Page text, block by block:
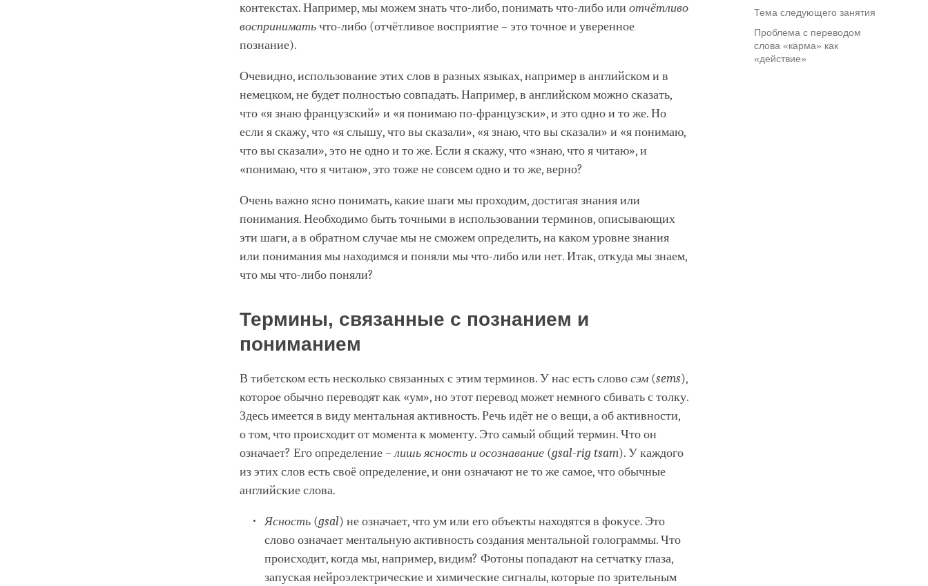
Тема следующего занятия
Проблема с переводом
слова «карма» как
«действие»
контекстах. Например, мы можем знать что-либо, понимать что-либо или отчётливо
восприниматьчто-либо (отчётливое восприятие – это точное и уверенное
познание).
Очевидно, использование этих слов в разных языках, например в английском и в
немецком, не будет полностью совпадать. Например, в английском можно сказать,
что «я знаю французский» и «я понимаю по-французски», и это одно и то же. Но
если я скажу, что «я слышу, что вы сказали», «я знаю, что вы сказали» и «я понимаю,
что вы сказали», это не одно и то же. Если я скажу, что «знаю, что я читаю», и
«понимаю, что я читаю», это тоже не совсем одно и то же, верно?
Очень важно ясно понимать, какие шаги мы проходим, достигая знания или
понимания. Необходимо быть точными в использовании терминов, описывающих
эти шаги, а в обратном случае мы не сможем определить, на каком уровне знания
или понимания мы находимся и поняли мы что-либо или нет. Итак, откуда мы знаем,
что мы что-либо поняли?
Термины, связанные с познанием и
пониманием
В тибетском есть несколько связанных с этим терминов. У нас есть словосэм (sems),
которое обычно переводят как «ум», но этот перевод может немного сбивать с толку.
Здесь имеется в виду ментальная активность. Речь идёт не о вещи, а об активности,
о том, что происходит от момента к моменту. Это самый общий термин. Что он
означает? Его определение –лишь ясность и осознавание (gsal-rig tsam). У каждого
из этих слов есть своё определение, и они означают не то же самое, что обычные
английские слова.
Ясность (gsal) не означает, что ум или его объекты находятся в фокусе. Это
слово означает ментальную активность создания ментальной голограммы. Что
происходит, когда мы, например, видим? Фотоны попадают на сетчатку глаза,
запуская нейроэлектрические и химические сигналы, которые по зрительным